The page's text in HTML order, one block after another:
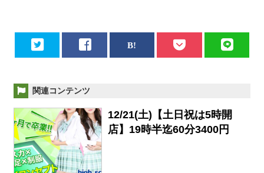
関連コンテンツ
12/21(土)【土日祝は5時開
店】19時半迄60分3400円